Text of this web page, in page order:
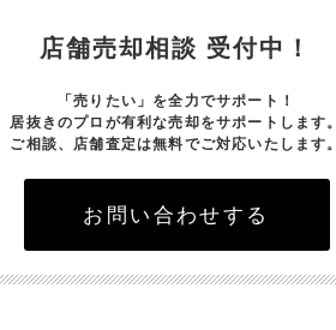
店舗売却相談 受付中！
「売りたい」を全力でサポート！
居抜きのプロが有利な売却をサポートします。
ご相談、店舗査定は無料でご対応いたします。
お問い合わせする